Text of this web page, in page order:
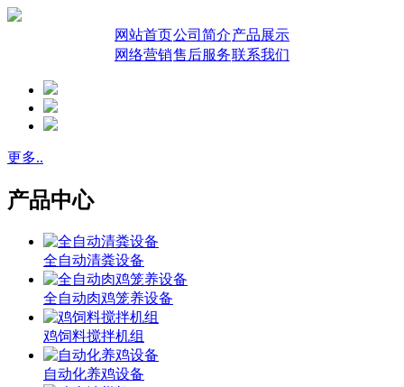
网站首页公司简介产品展示
网络营销售后服务联系我们
更多..
产品中心
全自动清粪设备
全自动肉鸡笼养设备
鸡饲料搅拌机组
自动化养鸡设备